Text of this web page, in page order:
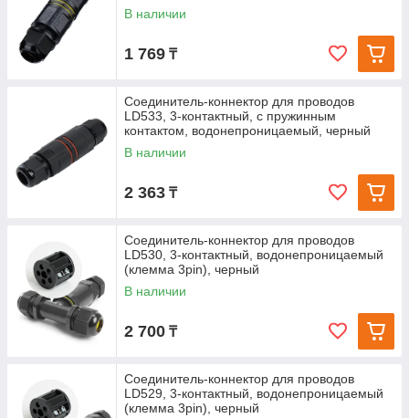
В наличии
1 769 ₸
Соединитель-коннектор для проводов
LD533, 3-контактный, с пружинным
контактом, водонепроницаемый, черный
В наличии
2 363 ₸
Соединитель-коннектор для проводов
LD530, 3-контактный, водонепроницаемый
(клемма 3pin), черный
В наличии
2 700 ₸
Соединитель-коннектор для проводов
LD529, 3-контактный, водонепроницаемый
(клемма 3pin), черный